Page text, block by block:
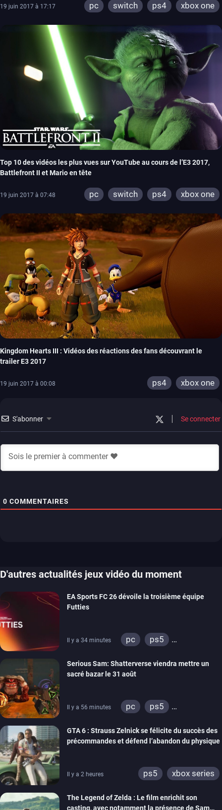
19 juin 2017 à 17:17 pc switch ps4 xbox one
Top 10 des vidéos les plus vues sur YouTube au cours de l’E3 2017,
Battlefront II et Mario en tête
19 juin 2017 à 07:48 pc switch ps4 xbox one
Kingdom Hearts III : Vidéos des réactions des fans découvrant le
trailer E3 2017
19 juin 2017 à 00:08 ps4 xbox one
S'abonner Se connecter
0 COMMENTAIRES
D'autres actualités jeux vidéo du moment
EA Sports FC 26 dévoile la troisième équipe
Futties
Il y a 34 minutes pc
ps5
ps4
xbox one
switch 2
Serious Sam: Shatterverse viendra mettre un
sacré bazar le 31 août
Il y a 56 minutes pc
ps5
GTA 6 : Strauss Zelnick se félicite du succès des
précommandes et défend l’abandon du physique
Il y a 2 heures ps5 xbox series
The Legend of Zelda : Le film enrichit son
casting, avec notamment la présence de Sam